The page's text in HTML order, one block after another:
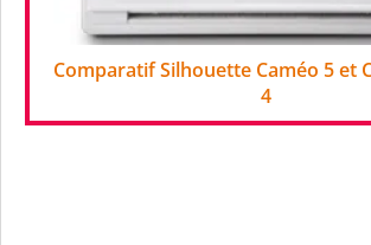
Comparatif Silhouette Caméo 5 et
4